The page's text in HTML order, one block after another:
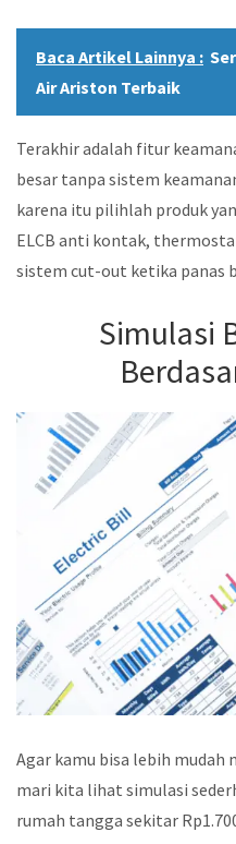
Baca Artikel Lainnya :
Air Ariston Terbaik
Terakhir adalah fitur
besar tanpa sistem
karena itu pilihlah produk
ELCB anti kontak,
sistem cut-out ketika panas
Simulasi
Agar kamu bisa lebih
mari kita lihat simulasi
rumah tangga sekitar